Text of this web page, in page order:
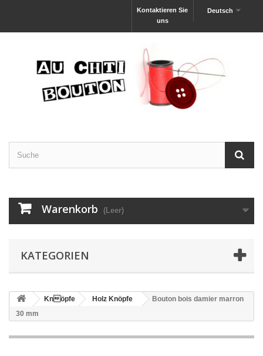
Deutsch
Kontaktieren Sie
uns
Warenkorb (Leer)
KATEGORIEN
Knöpfe Holz Knöpfe
Bouton bois damier marron
30 mm